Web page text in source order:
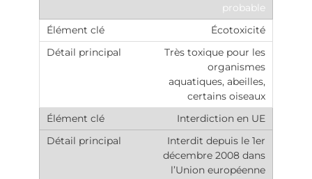
probable
Écotoxicité
Très toxique pour les
organismes
aquatiques, abeilles,
certains oiseaux
Interdiction en UE
Interdit depuis le 1er
décembre 2008 dans
l’Union européenne